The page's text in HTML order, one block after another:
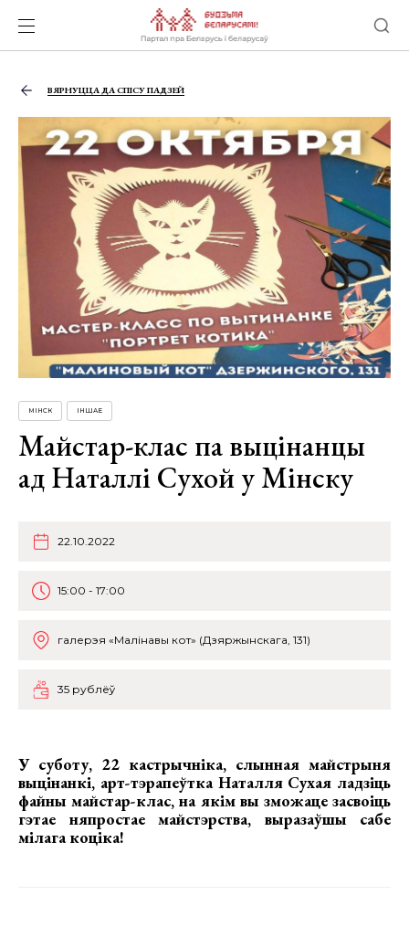
ВЯРНУЦЦА ДА СПІСУ ПАДЗЕЙ
МІНСК ІНШАЕ
Майстар-клас па выцінанцы
ад Наталлі Сухой у Мінску
22.10.2022
15:00 - 17:00
галерэя «Малінавы кот» (Дзяржынскага, 131)
35 рублёў
У суботу, 22 кастрычніка, слынная майстрыня
выцінанкі, арт-тэрапеўтка Наталля Сухая ладзіць
файны майстар-клас, на якім вы зможаце засвоіць
гэтае няпростае майстэрства, выразаўшы сабе
мілага коціка!